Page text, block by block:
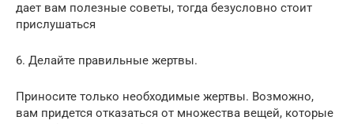
дает вам полезные советы, тогда безусловно стоит
прислушаться
6. Делайте правильные жертвы.
Приносите только необходимые жертвы. Возможно,
вам придется отказаться от множества вещей, которые